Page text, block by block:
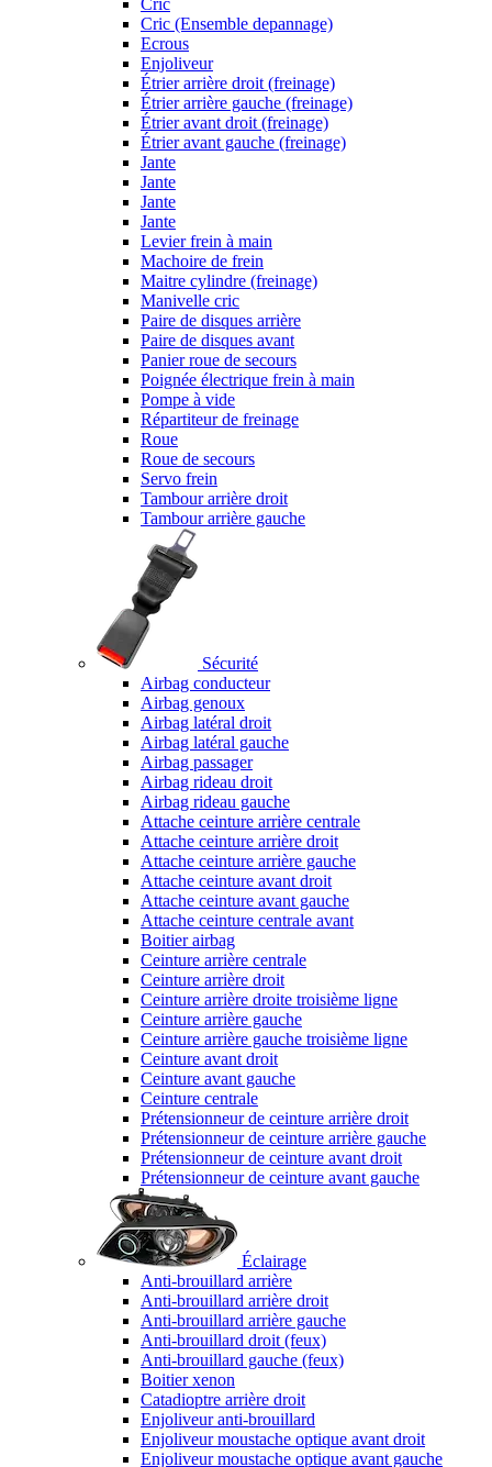
Cric
Cric (Ensemble depannage)
Ecrous
Enjoliveur
Étrier arrière droit (freinage)
Étrier arrière gauche (freinage)
Étrier avant droit (freinage)
Étrier avant gauche (freinage)
Jante
Jante
Jante
Jante
Levier frein à main
Machoire de frein
Maitre cylindre (freinage)
Manivelle cric
Paire de disques arrière
Paire de disques avant
Panier roue de secours
Poignée électrique frein à main
Pompe à vide
Répartiteur de freinage
Roue
Roue de secours
Servo frein
Tambour arrière droit
Tambour arrière gauche
Sécurité
Airbag conducteur
Airbag genoux
Airbag latéral droit
Airbag latéral gauche
Airbag passager
Airbag rideau droit
Airbag rideau gauche
Attache ceinture arrière centrale
Attache ceinture arrière droit
Attache ceinture arrière gauche
Attache ceinture avant droit
Attache ceinture avant gauche
Attache ceinture centrale avant
Boitier airbag
Ceinture arrière centrale
Ceinture arrière droit
Ceinture arrière droite troisième ligne
Ceinture arrière gauche
Ceinture arrière gauche troisième ligne
Ceinture avant droit
Ceinture avant gauche
Ceinture centrale
Prétensionneur de ceinture arrière droit
Prétensionneur de ceinture arrière gauche
Prétensionneur de ceinture avant droit
Prétensionneur de ceinture avant gauche
Éclairage
Anti-brouillard arrière
Anti-brouillard arrière droit
Anti-brouillard arrière gauche
Anti-brouillard droit (feux)
Anti-brouillard gauche (feux)
Boitier xenon
Catadioptre arrière droit
Enjoliveur anti-brouillard
Enjoliveur moustache optique avant droit
Enjoliveur moustache optique avant gauche